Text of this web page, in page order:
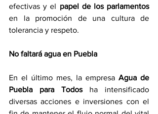
efectivas y el papel de los parlamentos
en la promoción de una cultura de
tolerancia y respeto.
No faltará agua en Puebla
En el último mes, la empresa Agua de
Puebla para Todos ha intensificado
diversas acciones e inversiones con el